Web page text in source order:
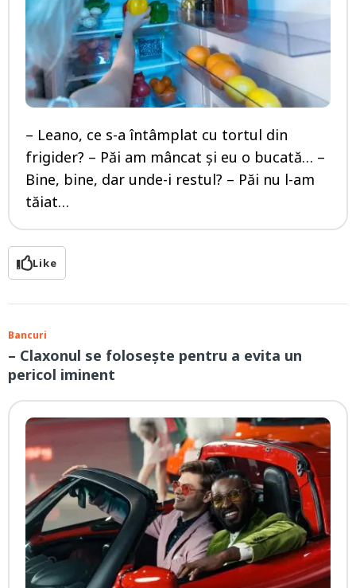
– Leano, ce s-a întâmplat cu tortul din
frigider? – Păi am mâncat și eu o bucată… –
Bine, bine, dar unde-i restul? – Păi nu l-am
tăiat…
Like
Bancuri
– Claxonul se foloseşte pentru a evita un
pericol iminent